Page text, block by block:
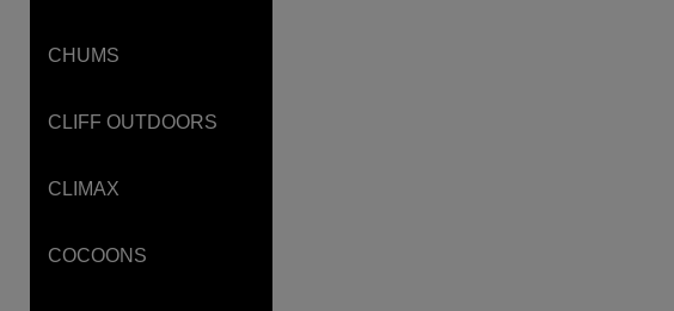
CHUMS
CLIFF OUTDOORS
CLIMAX
COCOONS